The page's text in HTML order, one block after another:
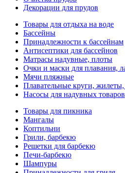
Декорации для прудов
Товары для отдыха на воде
Бассейны
Принадлежности к бассейнам
Антисептики для бассейнов
Матраcы надувные, плоты
Очки и маски для плавания,
Мячи пляжные
Плавательные круги,
Насосы для надувных товаров
Товары для пикника
Мангалы
Коптильни
Грили, барбекю
Решетки для барбекю
Печи-барбекю
Шампуры